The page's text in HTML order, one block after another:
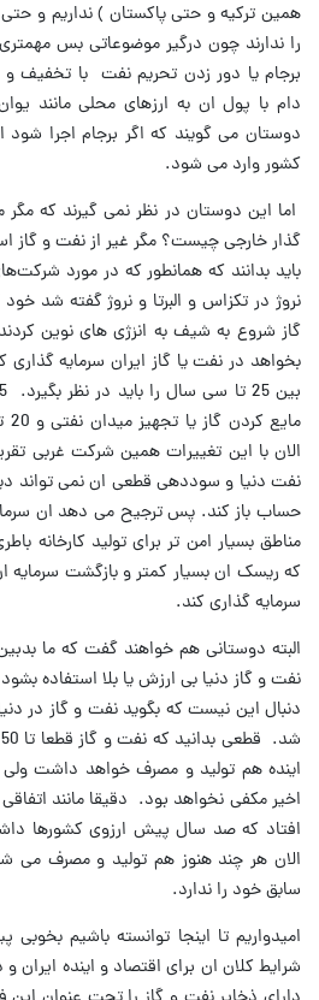
همین ترکیه و حتی پاکستان ) نداریم و
را ندارند چون درگیر موضوعاتی بس
برجام یا دور زدن تحریم نفت با تخفیف
دام با پول ان به ارزهای محلی مانند
دوستان می گویند که اگر برجام اجرا شود
کشور وارد می شود.
اما این دوستان در نظر نمی گیرند که مگر
گذار خارجی چیست؟ مگر غیر از نفت و
باید بدانند که همانطور که در مورد
نروژ در تکزاس و البرتا و نروژ گفته شد
گاز شروع به شیف به انرٰژی های نوین
بخواهد در نفت یا گاز ایران سرمایه
الان با این تغییرات همین شرکت غربی
حساب باز کند. پس ترجیح می دهد ان
مناطق بسیار امن تر برای تولید کارخانه
که ریسک ان بسیار کمتر و بازگشت
سرمایه گذاری کند.
البته دوستانی هم خواهند گفت که ما
نفت و گاز دنیا بی ارزش یا بلا استفاده
دنبال این نیست که بگوید نفت و گاز در
اخیر مکفی نخواهد بود. دقیقا مانند
افتاد که صد سال پیش ارزوی کشورها
الان هر چند هنوز هم تولید و مصرف می
سابق خود را ندارد.
امیدواریم تا اینجا توانسته باشیم
شرایط کلان ان برای اقتصاد و اینده